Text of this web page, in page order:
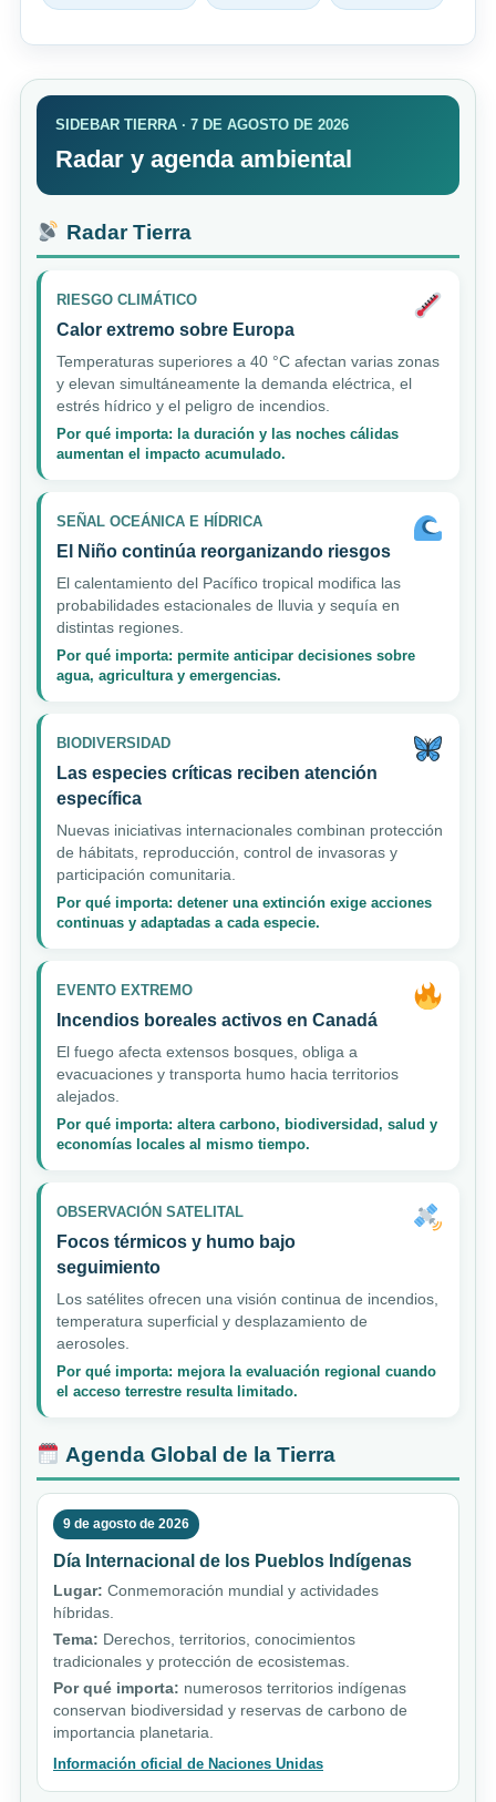
SIDEBAR TIERRA · 7 DE AGOSTO DE 2026
Radar y agenda ambiental
Radar Tierra
RIESGO CLIMÁTICO
Calor extremo sobre Europa
Temperaturas superiores a 40 °C afectan varias zonas
y elevan simultáneamente la demanda eléctrica, el
estrés hídrico y el peligro de incendios.
Por qué importa: la duración y las noches cálidas
aumentan el impacto acumulado.
SEÑAL OCEÁNICA E HÍDRICA
El Niño continúa reorganizando riesgos
El calentamiento del Pacífico tropical modifica las
probabilidades estacionales de lluvia y sequía en
distintas regiones.
Por qué importa: permite anticipar decisiones sobre
agua, agricultura y emergencias.
BIODIVERSIDAD
Las especies críticas reciben atención
específica
Nuevas iniciativas internacionales combinan protección
de hábitats, reproducción, control de invasoras y
participación comunitaria.
Por qué importa: detener una extinción exige acciones
continuas y adaptadas a cada especie.
EVENTO EXTREMO
Incendios boreales activos en Canadá
El fuego afecta extensos bosques, obliga a
evacuaciones y transporta humo hacia territorios
alejados.
Por qué importa: altera carbono, biodiversidad, salud y
economías locales al mismo tiempo.
OBSERVACIÓN SATELITAL
Focos térmicos y humo bajo
seguimiento
Los satélites ofrecen una visión continua de incendios,
temperatura superficial y desplazamiento de
aerosoles.
Por qué importa: mejora la evaluación regional cuando
el acceso terrestre resulta limitado.
Agenda Global de la Tierra
9 de agosto de 2026
Día Internacional de los Pueblos Indígenas
Lugar: Conmemoración mundial y actividades
híbridas.
Tema: Derechos, territorios, conocimientos
tradicionales y protección de ecosistemas.
Por qué importa: numerosos territorios indígenas
conservan biodiversidad y reservas de carbono de
importancia planetaria.
Información oficial de Naciones Unidas